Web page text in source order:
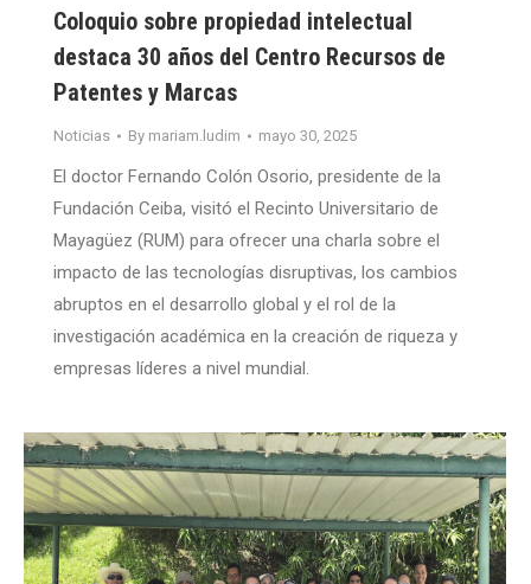
Coloquio sobre propiedad intelectual
destaca 30 años del Centro Recursos de
Patentes y Marcas
Noticias By mariam.ludim mayo 30, 2025
El doctor Fernando Colón Osorio, presidente de la
Fundación Ceiba, visitó el Recinto Universitario de
Mayagüez (RUM) para ofrecer una charla sobre el
impacto de las tecnologías disruptivas, los cambios
abruptos en el desarrollo global y el rol de la
investigación académica en la creación de riqueza y
empresas líderes a nivel mundial.